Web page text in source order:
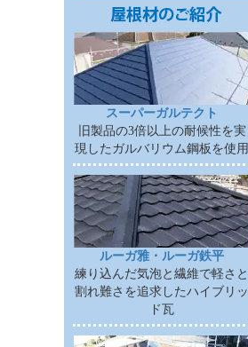
スーパーガルテクト
旧製品の3倍以上の耐候性を実
現したガルバリウム鋼板を使用
ルーガ雅・ルーガ鉄平
練り込んだ気泡と繊維で軽さと
割れ難さを追求したハイブリッ
ド瓦